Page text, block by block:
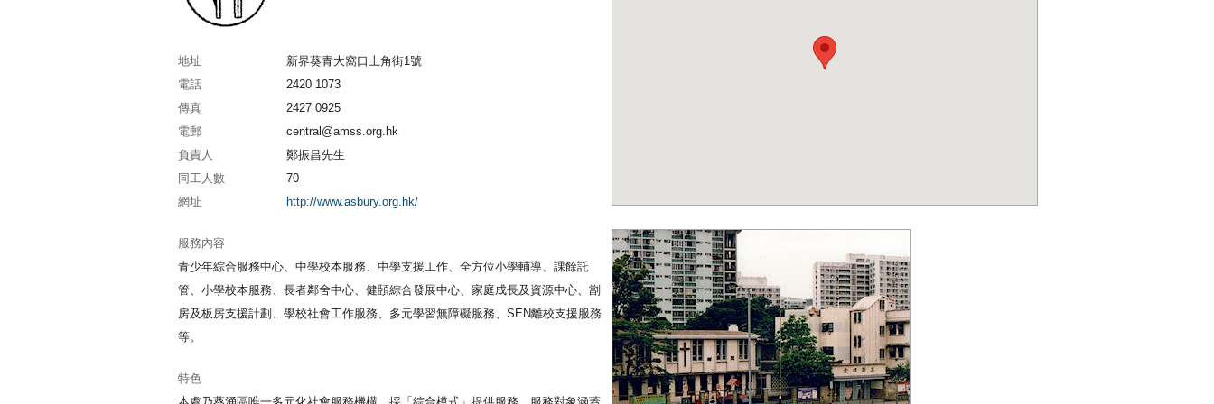
地址
新界葵青大窩口上角街1號
電話
2420 1073
傳真
2427 0925
電郵
central@amss.org.hk
負責人
鄭振昌先生
同工人數
70
網址
http://www.asbury.org.hk/
服務內容
青少年綜合服務中心、中學校本服務、中學支援工作、全方位小學輔導、課餘託
管、小學校本服務、長者鄰舍中心、健頣綜合發展中心、家庭成長及資源中心、劏
房及板房支援計劃、學校社會工作服務、多元學習無障礙服務、SEN離校支援服務
等。
特色
本處乃葵涌區唯一多元化社會服務機構，採「綜合模式」提供服務，服務對象涵蓋